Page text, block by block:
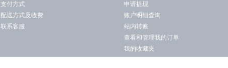
支付方式
配送方式及收费
联系客服
申请提现
账户明细查询
站内转账
查看和管理我的订单
我的收藏夹